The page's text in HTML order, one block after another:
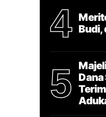
4
Budi,
5